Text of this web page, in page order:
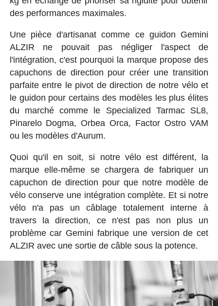
des performances maximales.
Une pièce d'artisanat comme ce guidon Gemini
ALZIR ne pouvait pas négliger l'aspect de
l'intégration, c'est pourquoi la marque propose des
capuchons de direction pour créer une transition
parfaite entre le pivot de direction de notre vélo et
le guidon pour certains des modèles les plus élites
du marché comme le Specialized Tarmac SL8,
Pinarelo Dogma, Orbea Orca, Factor Ostro VAM
ou les modèles d'Aurum.
Quoi qu'il en soit, si notre vélo est différent, la
marque elle-même se chargera de fabriquer un
capuchon de direction pour que notre modèle de
vélo conserve une intégration complète. Et si notre
vélo n'a pas un câblage totalement interne à
travers la direction, ce n'est pas non plus un
problème car Gemini fabrique une version de cet
ALZIR avec une sortie de câble sous la potence.